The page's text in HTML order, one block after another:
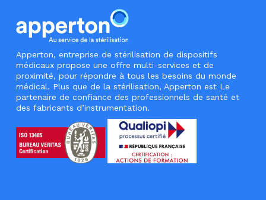
Apperton, entreprise de stérilisation de dispositifs
médicaux propose une offre multi-services et de
proximité, pour répondre à tous les besoins du monde
médical. Plus que de la stérilisation, Apperton est Le
partenaire de confiance des professionnels de santé et
des fabricants d’instrumentation.